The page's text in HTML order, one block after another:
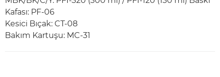
Kafası: PF-06
Kesici Bıçak: CT-08
Bakım Kartuşu: MC-31